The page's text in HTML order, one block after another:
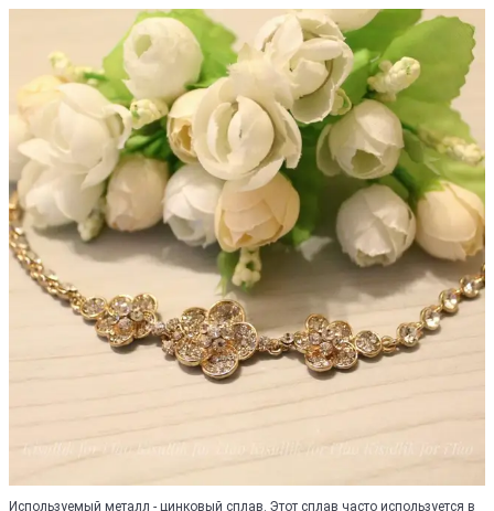
Используемый металл - цинковый сплав. Этот сплав часто используется в